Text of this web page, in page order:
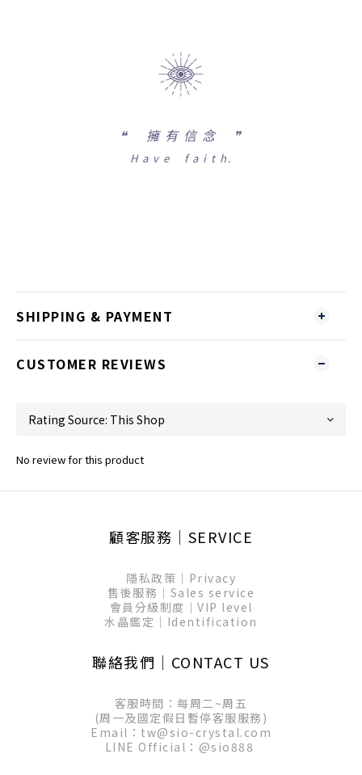
❝ 擁 有 信 念 ❞
H a v e f a i t h.
SHIPPING & PAYMENT
CUSTOMER REVIEWS
No review for this product
顧客服務│SERVICE
隱私政策│Privacy
售後服務│Sales service
會員分級制度│VIP level
水晶鑑定│Identification
聯絡我們│CONTACT US
客服時間：每周二~周五
(周一及國定假日暫停客服服務)
Email：tw@sio-crystal.com
LINE Official： @sio888